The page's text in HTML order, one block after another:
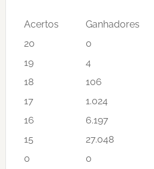
Acertos Ganhadores
20
0
19
4
18
106
17
1.024
16
6.197
15
27.048
0
0